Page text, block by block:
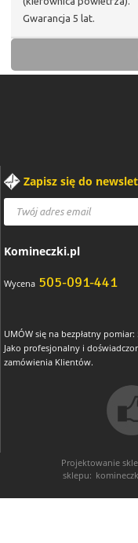
Gwarancja 5 lat.
Zapisz się do
Komineczki.pl
Wycena 505-091-441
UMÓW się na bezpłatny pomiar:
Jako profesjonalny i
zamówienia Klientów.
Projektowanie
sklepu: